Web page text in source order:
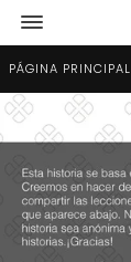
PÁGINA PRINCIPAL